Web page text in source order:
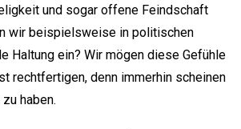
und sogar offene Feindschaft
wir beispielsweise in politischen
Haltung ein? Wir mögen diese Gefühle
rechtfertigen, denn immerhin scheinen
haben.